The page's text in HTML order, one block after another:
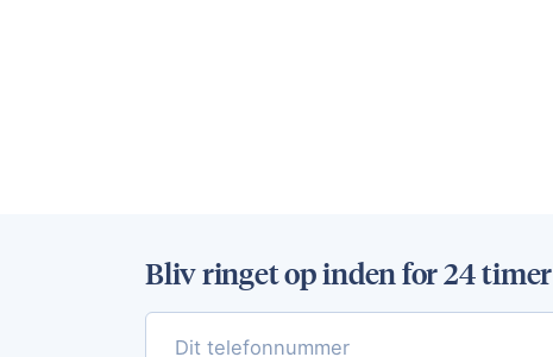
Bliv ringet op inden for 24 timer